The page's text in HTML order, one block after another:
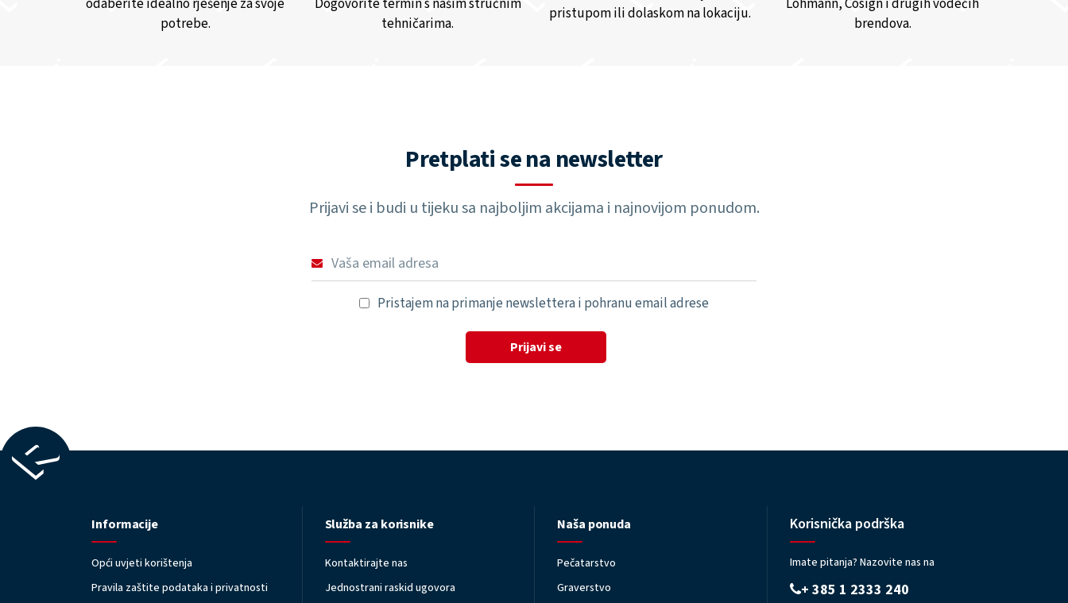
odaberite idealno rješenje za svoje
potrebe.
Dogovorite termin s našim stručnim
tehničarima.
pristupom ili dolaskom na lokaciju.
Lohmann, Cosign i drugih vodećih
brendova.
Pretplati se na newsletter
Prijavi se i budi u tijeku sa najboljim akcijama i najnovijom ponudom.
Pristajem na primanje newslettera i pohranu email adrese
Prijavi se
Informacije
Opći uvjeti korištenja
Pravila zaštite podataka i privatnosti
Služba za korisnike
Kontaktirajte nas
Jednostrani raskid ugovora
Naša ponuda
Pečatarstvo
Graverstvo
Korisnička podrška
Imate pitanja? Nazovite nas na
+ 385 1 2333 240